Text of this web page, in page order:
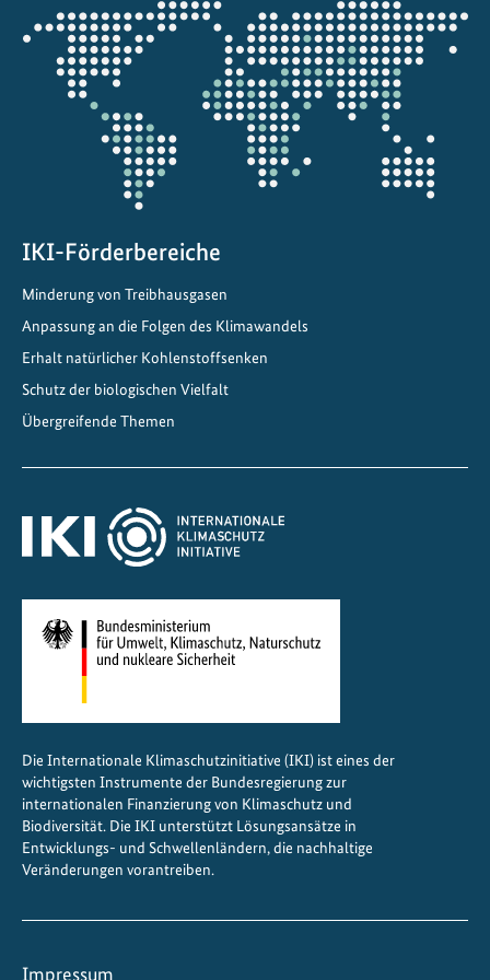
u
n
g
s
k
e
Öffnet
die
Projektkarte
IKI-Förderbereiche
Minderung von Treibhausgasen
Anpassung an die Folgen des Klimawandels
Erhalt natürlicher Kohlenstoffsenken
Schutz der biologischen Vielfalt
Übergreifende Themen
Die Internationale Klimaschutzinitiative (IKI) ist eines der
wichtigsten Instrumente der Bundesregierung zur
internationalen Finanzierung von Klimaschutz und
Biodiversität. Die IKI unterstützt Lösungsansätze in
Entwicklungs- und Schwellenländern, die nachhaltige
Veränderungen vorantreiben.
Impressum